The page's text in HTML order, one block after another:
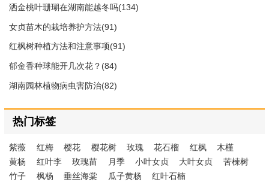
洒金桃叶珊瑚在湖南能越冬吗(134)
女贞苗木的栽培养护方法(91)
红枫树种植方法和注意事项(91)
郁金香种球能开几次花？(84)
湖南园林植物病虫害防治(82)
热门标签
紫薇 红梅 樱花 樱花树 玫瑰 花石榴 红枫
木槿
黄杨
红叶李 玫瑰苗 月季 小叶女贞 大叶女贞
苦楝树
竹子
枫杨 垂丝海棠 瓜子黄杨 红叶石楠